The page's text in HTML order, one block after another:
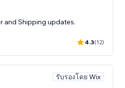
and Shipping updates.
4.3(12)
รับรองโดย Wix